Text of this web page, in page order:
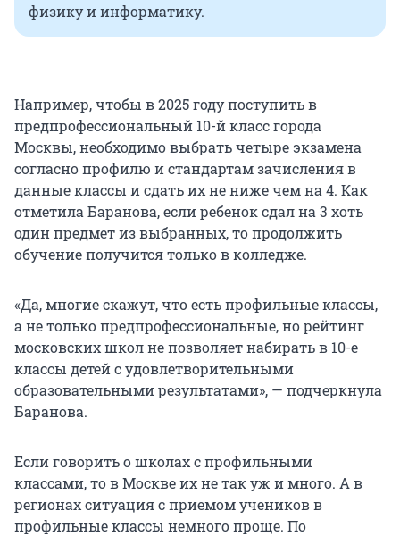
физику и информатику.
Например, чтобы в 2025 году поступить в
предпрофессиональный 10-й класс города
Москвы, необходимо выбрать четыре экзамена
согласно профилю и стандартам зачисления в
данные классы и сдать их не ниже чем на 4. Как
отметила Баранова, если ребенок сдал на 3 хоть
один предмет из выбранных, то продолжить
обучение получится только в колледже.
«Да, многие скажут, что есть профильные классы,
а не только предпрофессиональные, но рейтинг
московских школ не позволяет набирать в 10-е
классы детей с удовлетворительными
образовательными результатами», — подчеркнула
Баранова.
Если говорить о школах с профильными
классами, то в Москве их не так уж и много. А в
регионах ситуация с приемом учеников в
профильные классы немного проще. По